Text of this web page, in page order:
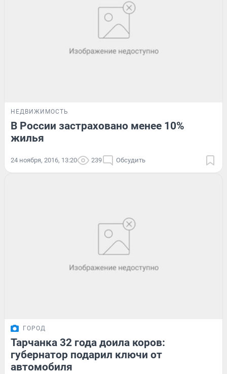
НЕДВИЖИМОСТЬ
В России застраховано менее 10%
жилья
24 ноября, 2016, 13:20 239 Обсудить
ГОРОД
Тарчанка 32 года доила коров:
губернатор подарил ключи от
автомобиля